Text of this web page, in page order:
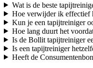
Wat is de beste
Hoe verwijder ik effectief
Kun je een tapijtreiniger
Hoe lang duurt het
Is de Bollit tapijtreiniger
Is een tapijtreiniger
Heeft de